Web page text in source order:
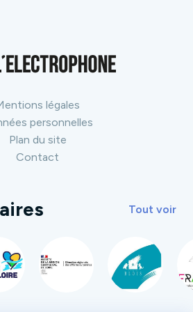
légales
personnelles
Plan du site
Contact
Tout voir